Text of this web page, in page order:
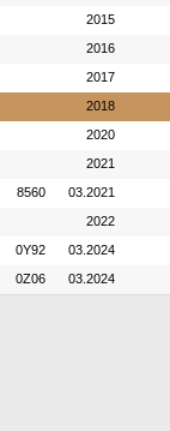
2015
2016
2017
2018
2020
2021
8560 03.2021
2022
0Y92 03.2024
0Z06 03.2024